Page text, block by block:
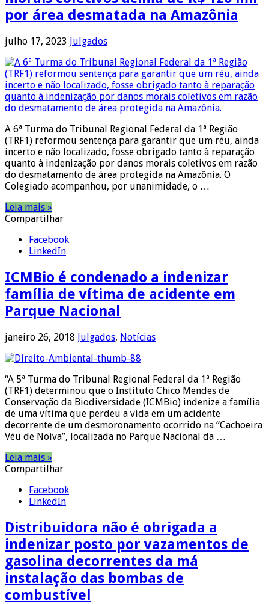
por área desmatada na Amazônia
julho 17, 2023 Julgados
A 6ª Turma do Tribunal Regional Federal da 1ª Região
(TRF1) reformou sentença para garantir que um réu, ainda
incerto e não localizado, fosse obrigado tanto à reparação
quanto à indenização por danos morais coletivos em razão
do desmatamento de área protegida na Amazônia. O
Colegiado acompanhou, por unanimidade, o …
Leia mais »
Compartilhar
Facebook
LinkedIn
ICMBio é condenado a indenizar
família de vítima de acidente em
Parque Nacional
janeiro 26, 2018 Julgados, Notícias
“A 5ª Turma do Tribunal Regional Federal da 1ª Região
(TRF1) determinou que o Instituto Chico Mendes de
Conservação da Biodiversidade (ICMBio) indenize a família
de uma vítima que perdeu a vida em um acidente
decorrente de um desmoronamento ocorrido na “Cachoeira
Véu de Noiva”, localizada no Parque Nacional da …
Leia mais »
Compartilhar
Facebook
LinkedIn
Distribuidora não é obrigada a
indenizar posto por vazamentos de
gasolina decorrentes da má
instalação das bombas de
combustível